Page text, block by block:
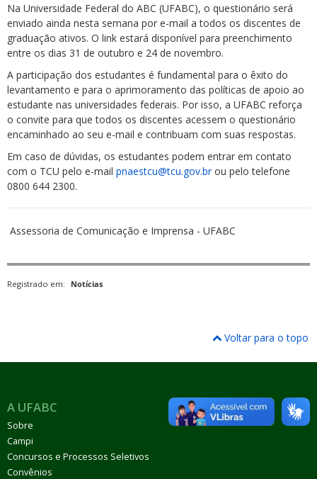
Na Universidade Federal do ABC (UFABC), o questionário será
enviado ainda nesta semana por e-mail a todos os discentes de
graduação ativos. O link estará disponível para preenchimento
entre os dias 31 de outubro e 24 de novembro.
A participação dos estudantes é fundamental para o êxito do
levantamento e para o aprimoramento das políticas de apoio ao
estudante nas universidades federais. Por isso, a UFABC reforça
o convite para que todos os discentes acessem o questionário
encaminhado ao seu e-mail e contribuam com suas respostas.
Em caso de dúvidas, os estudantes podem entrar em contato
com o TCU pelo e-mail pnaestcu@tcu.gov.brou pelo telefone
0800 644 2300.
Assessoria de Comunicação e Imprensa - UFABC
Registrado em: Notícias
Voltar para o topo
A UFABC
Sobre
Campi
Concursos e Processos Seletivos
Convênios